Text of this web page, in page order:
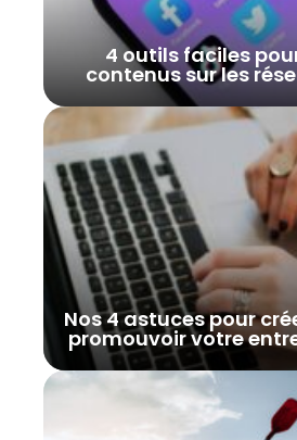
4 outils faciles
contenus sur les
Nos 4 astuces pour
promouvoir votre